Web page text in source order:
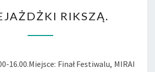
RIKSZĄ.RIKSZĄ.
16.00.Miejsce: Finał Festiwalu, MIRAI